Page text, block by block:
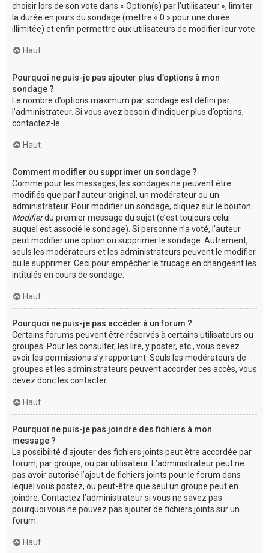
choisir lors de son vote dans « Option(s) par l’utilisateur », limiter
la durée en jours du sondage (mettre « 0 » pour une durée
illimitée) et enfin permettre aux utilisateurs de modifier leur vote.
Haut
Pourquoi ne puis-je pas ajouter plus d’options à mon
sondage ?
Le nombre d’options maximum par sondage est défini par
l’administrateur. Si vous avez besoin d’indiquer plus d’options,
contactez-le.
Haut
Comment modifier ou supprimer un sondage ?
Comme pour les messages, les sondages ne peuvent être
modifiés que par l’auteur original, un modérateur ou un
administrateur. Pour modifier un sondage, cliquez sur le bouton
Modifierdu premier message du sujet (c’est toujours celui
auquel est associé le sondage). Si personne n’a voté, l’auteur
peut modifier une option ou supprimer le sondage. Autrement,
seuls les modérateurs et les administrateurs peuvent le modifier
ou le supprimer. Ceci pour empêcher le trucage en changeant les
intitulés en cours de sondage.
Haut
Pourquoi ne puis-je pas accéder à un forum ?
Certains forums peuvent être réservés à certains utilisateurs ou
groupes. Pour les consulter, les lire, y poster, etc., vous devez
avoir les permissions s’y rapportant. Seuls les modérateurs de
groupes et les administrateurs peuvent accorder ces accès, vous
devez donc les contacter.
Haut
Pourquoi ne puis-je pas joindre des fichiers à mon
message ?
La possibilité d’ajouter des fichiers joints peut être accordée par
forum, par groupe, ou par utilisateur. L’administrateur peut ne
pas avoir autorisé l’ajout de fichiers joints pour le forum dans
lequel vous postez, ou peut-être que seul un groupe peut en
joindre. Contactez l’administrateur si vous ne savez pas
pourquoi vous ne pouvez pas ajouter de fichiers joints sur un
forum.
Haut